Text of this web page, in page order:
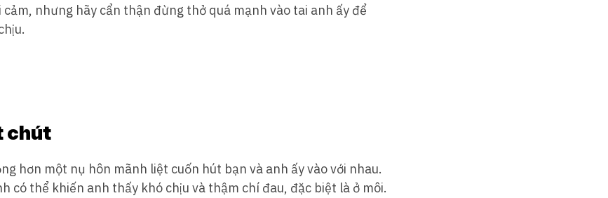
cảm, nhưng hãy cẩn thận đừng thở quá mạnh vào tai anh ấy để
chút
hơn một nụ hôn mãnh liệt cuốn hút bạn và anh ấy vào với nhau.
có thể khiến anh thấy khó chịu và thậm chí đau, đặc biệt là ở môi.